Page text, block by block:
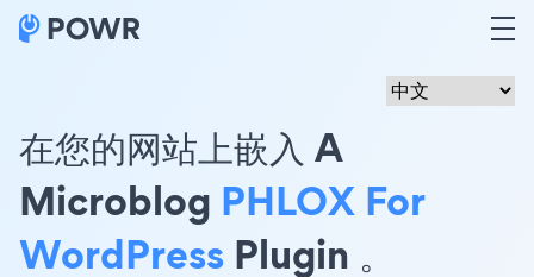
在您的网站上嵌入 A
Microblog PHLOX For
WordPress Plugin 。